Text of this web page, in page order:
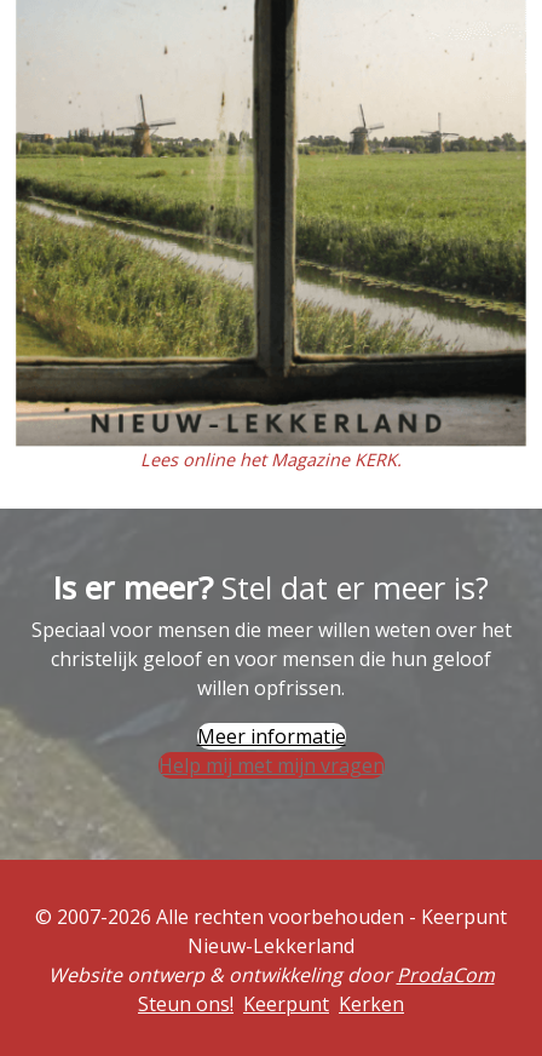
Lees online het Magazine KERK.
Is er meer?Stel dat er meer is?
Speciaal voor mensen die meer willen weten over het
christelijk geloof en voor mensen die hun geloof
willen opfrissen.
Meer informatie
Help mij met mijn vragen
© 2007-2026 Alle rechten voorbehouden - Keerpunt
Nieuw-Lekkerland
Website ontwerp & ontwikkeling doorProdaCom
Steun ons! Keerpunt Kerken